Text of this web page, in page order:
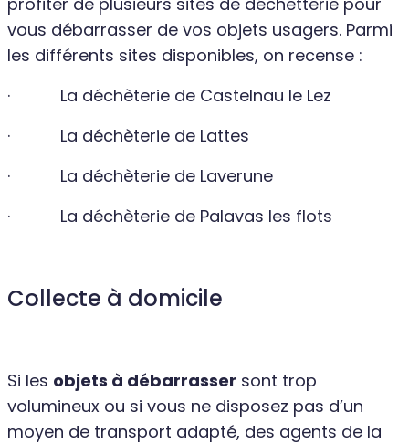
vous débarrasser de vos objets usagers. Parmi
les différents sites disponibles, on recense :
· La déchèterie de Castelnau le Lez
· La déchèterie de Lattes
· La déchèterie de Laverune
· La déchèterie de Palavas les flots
Collecte à domicile
Si les objets à débarrasser sont trop
volumineux ou si vous ne disposez pas d’un
moyen de transport adapté, des agents de la